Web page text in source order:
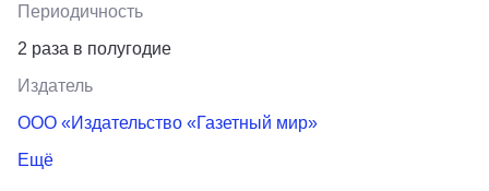
Периодичность
2 раза в полугодие
Издатель
ООО «Издательство «Газетный мир»
Ещё